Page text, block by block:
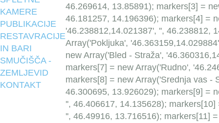
KAMERE
PUBLIKACIJE
RESTAVRACIJE
IN BARI
SMUČIŠČA -
ZEMLJEVID
KONTAKT
46.269614, 13.85891); markers[3] =
46.181257, 14.196396); markers[4] =
'46.238812,14.021387', '', 46.238812,
Array('Pokljuka',
new Array('Bled - Straža',
markers[7] = new Array('Rudno',
markers[8] = new Array('Srednja vas -
46.300695, 13.926029); markers[9] =
'', 46.406617, 14.135628);
'', 46.49916, 13.716516); markers[11]